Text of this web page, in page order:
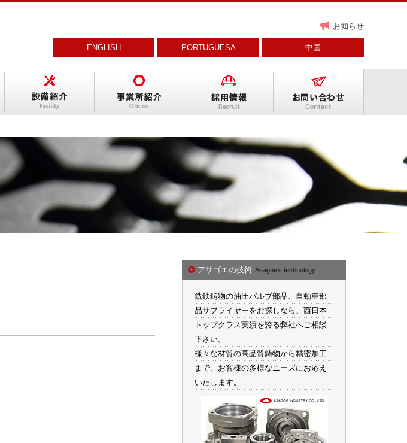
お知らせ
中国
PORTUGUESA
ENGLISH
アサゴエの技術 Asagoe's technology
銑鉄鋳物の油圧バルブ部品、自動車部
品サプライヤーをお探しなら、西日本
トップクラス実績を誇る弊社へご相談
下さい。
様々な材質の高品質鋳物から精密加工
まで、お客様の多様なニーズにお応え
いたします。